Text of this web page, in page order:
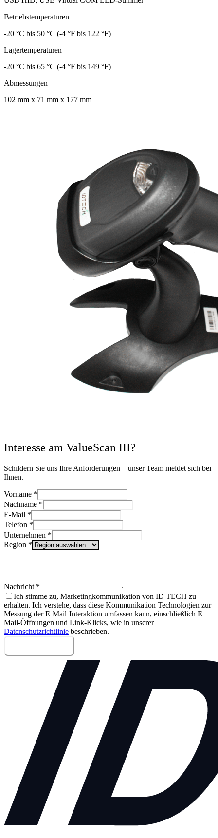
Betriebstemperaturen
-20 °C bis 50 °C (-4 °F bis 122 °F)
Lagertemperaturen
-20 °C bis 65 °C (-4 °F bis 149 °F)
Abmessungen
102 mm x 71 mm x 177 mm
Interesse am ValueScan III?
Schildern Sie uns Ihre Anforderungen – unser Team meldet sich bei
Ihnen.
Vorname *
Nachname *
E-Mail *
Telefon *
Unternehmen *
Region *
Nachricht *
Ich stimme zu, Marketingkommunikation von ID TECH zu
erhalten. Ich verstehe, dass diese Kommunikation Technologien zur
Messung der E-Mail-Interaktion umfassen kann, einschließlich E-
Mail-Öffnungen und Link-Klicks, wie in unserer
Datenschutzrichtlinie beschrieben.